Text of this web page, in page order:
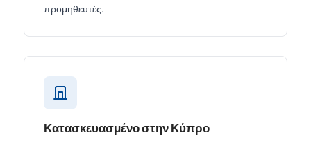
προμηθευτές.
Κατασκευασμένο στην Κύπρο